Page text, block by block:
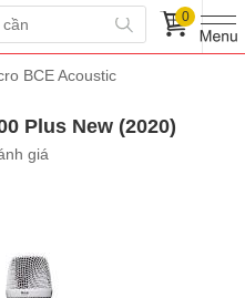
0
BCE Acoustic
Plus New (2020)
giá